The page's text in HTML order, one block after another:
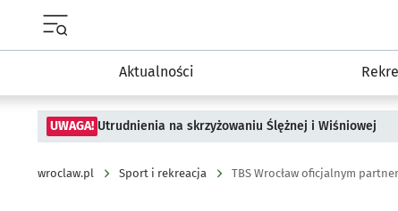
Aktualności
UWAGA! Utrudnienia na skrzyżowaniu Ślężnej i Wiśniowej
wroclaw.pl Sport i rekreacja TBS Wrocław oficjalnym